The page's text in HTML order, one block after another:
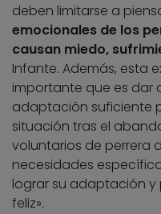
deben limitarse a
emocionales de los
causan miedo,
Infante. Además, esta
importante que es dar
adaptación suficiente
situación tras el
voluntarios de perrera
necesidades
lograr su adaptación
feliz».